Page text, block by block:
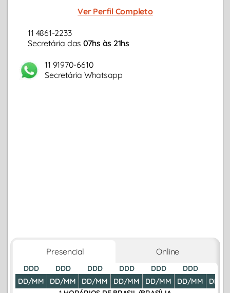
transição de carreira.Ver Perfil Completo
11 4861-2233
Secretária das 07hs às 21hs
11 91970-6610
Secretária Whatsapp
Presencial Online
DDD
DD/MM
DDD
DD/MM
DDD
DD/MM
DDD
DD/MM
DDD
DD/MM
DDD
DD/MM
DD/